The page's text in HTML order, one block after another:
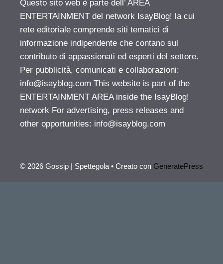
Questo sito web è parte dell’ AREA
ENTERTAINMENT del network IsayBlog! la cui
rete editoriale comprende siti tematici di
informazione indipendente che contano sul
contributo di appassionati ed esperti del settore.
Per pubblicità, comunicati e collaborazioni:
info@isayblog.com This website is part of the
ENTERTAINMENT AREA inside the IsayBlog!
network For advertising, press releases and
other opportunities: info@isayblog.com
© 2026 Gossip | Spettegola • Creato con GeneratePress